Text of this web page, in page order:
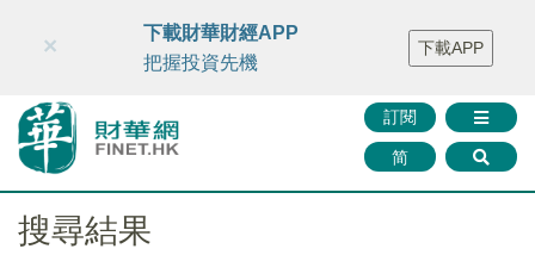
財華智庫網 FINTV FINMETA 財華證券 媒體矩陣
智庫沙龍
聯絡我們
訂閱
简
×
下載財華財經APP
把握投資先機
下載APP
搜尋結果